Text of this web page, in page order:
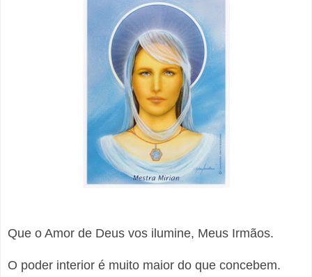
Que o Amor de Deus vos ilumine, Meus Irmãos.
O poder interior é muito maior do que concebem.